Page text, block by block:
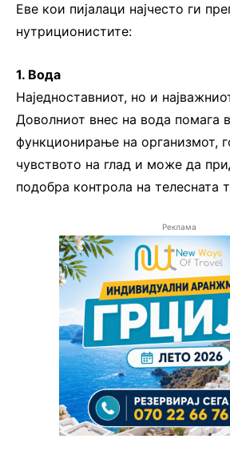
Еве кои пијалаци најчесто ги
нутриционистите:
1. Вода
Наједноставниот, но и
Доволниот внес на вода помага
функционирање на организмот,
чувството на глад и може да
подобра контрола на телесната
Реклама